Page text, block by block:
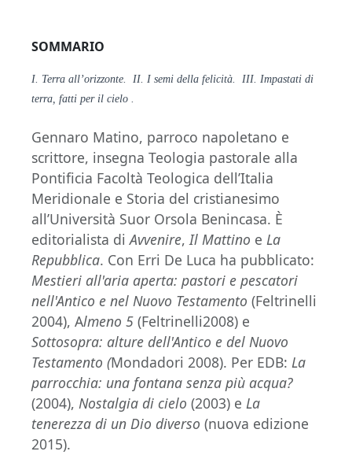
SOMMARIO
I. Terra all’orizzonte. II. I semi della felicità. III. Impastati di
terra, fatti per il cielo .
Gennaro Matino, parroco napoletano e
scrittore, insegna Teologia pastorale alla
Pontificia Facoltà Teologica dell’Italia
Meridionale e Storia del cristianesimo
all’Università Suor Orsola Benincasa. È
editorialista diAvvenire,Il Mattino e La
Repubblica. Con Erri De Luca ha pubblicato:
Mestieri all'aria aperta: pastori e pescatori
nell'Antico e nel Nuovo Testamento (Feltrinelli
2004), Almeno 5 (Feltrinelli2008) e
Sottosopra: alture dell'Antico e del Nuovo
Testamento (Mondadori 2008). Per EDB: La
parrocchia: una fontana senza più acqua?
(2004), Nostalgia di cielo (2003) e La
tenerezza di un Dio diverso (nuova edizione
2015).